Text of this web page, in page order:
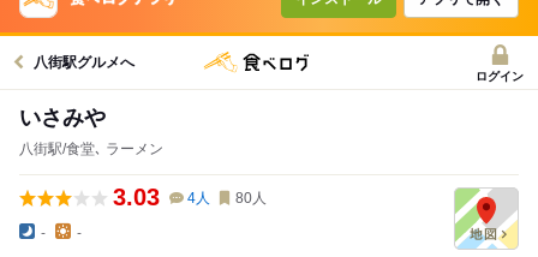
八街駅グルメへ
ログイン
いさみや
八街駅/食堂､ ラーメン
3.03 4人 80人
- -